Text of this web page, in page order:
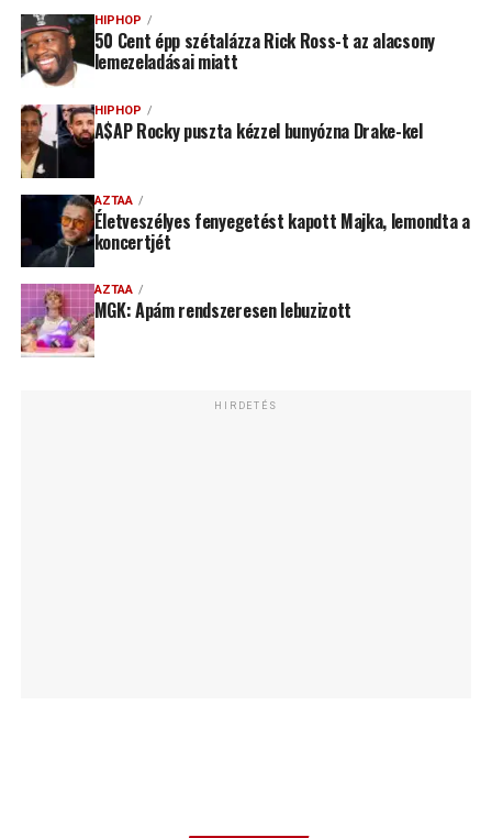
HIPHOP
50 Cent épp szétalázza Rick Ross-t az alacsony
lemezeladásai miatt
HIPHOP
A$AP Rocky puszta kézzel bunyózna Drake-kel
AZTAA
Életveszélyes fenyegetést kapott Majka, lemondta a
koncertjét
AZTAA
MGK: Apám rendszeresen lebuzizott
HIRDETÉS